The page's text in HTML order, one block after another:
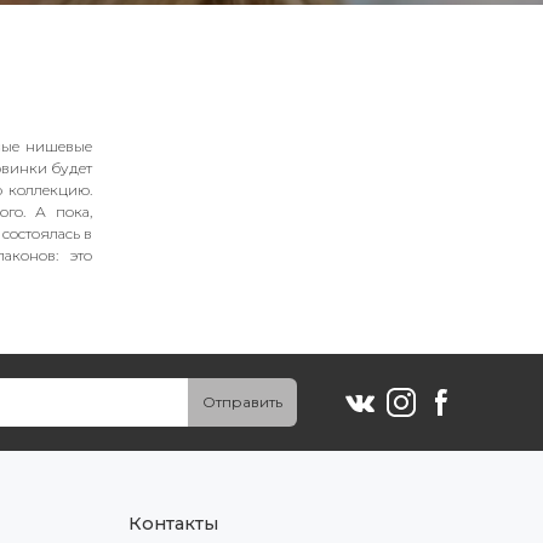
нишевые
будет
коллекцию.
А пока,
в
это
Отправить
Контакты